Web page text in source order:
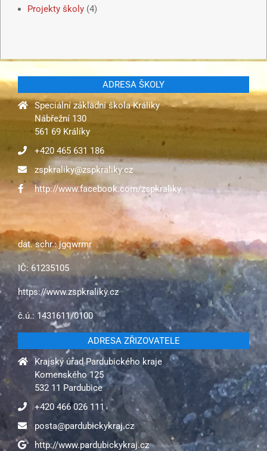
Projekty školy (4)
ADRESA ŠKOLY
Speciální základní škola Králíky
Nábřežní 130
561 69 Králíky
+420 465 631 186
zspkraliky@zspkraliky.cz
http://www.facebook.com/zspkraliky
dat. schr.: jgqwrmr
IČ: 61235105
https://www.zspkraliky.cz
č.ú.: 1431611/0100
ADRESA ZŘIZOVATELE
Krajský úřad Pardubického kraje
Komenského 125
532 11 Pardubice
+420 466 026 111
posta@pardubickykraj.cz
http://www.pardubickykraj.cz